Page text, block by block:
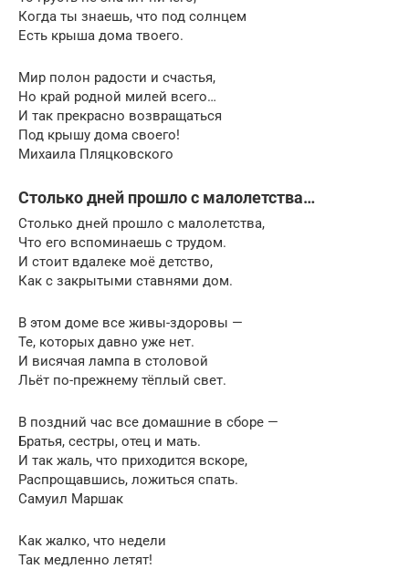
Когда ты знаешь, что под солнцем
Есть крыша дома твоего.
Мир полон радости и счастья,
Но край родной милей всего…
И так прекрасно возвращаться
Под крышу дома своего!
Михаила Пляцковского
Столько дней прошло с малолетства…
Столько дней прошло с малолетства,
Что его вспоминаешь с трудом.
И стоит вдалеке моё детство,
Как с закрытыми ставнями дом.
В этом доме все живы-здоровы —
Те, которых давно уже нет.
И висячая лампа в столовой
Льёт по-прежнему тёплый свет.
В поздний час все домашние в сборе —
Братья, сестры, отец и мать.
И так жаль, что приходится вскоре,
Распрощавшись, ложиться спать.
Самуил Маршак
Как жалко, что недели
Так медленно летят!